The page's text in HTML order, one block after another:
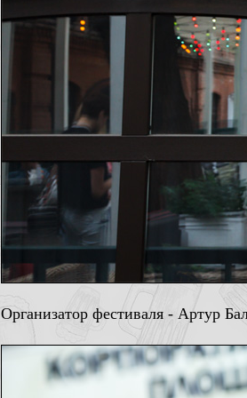
Организатор фестиваля - Артур